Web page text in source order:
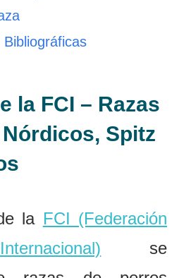
la FCI – Razas
Spitz
la FCI (Federación
se